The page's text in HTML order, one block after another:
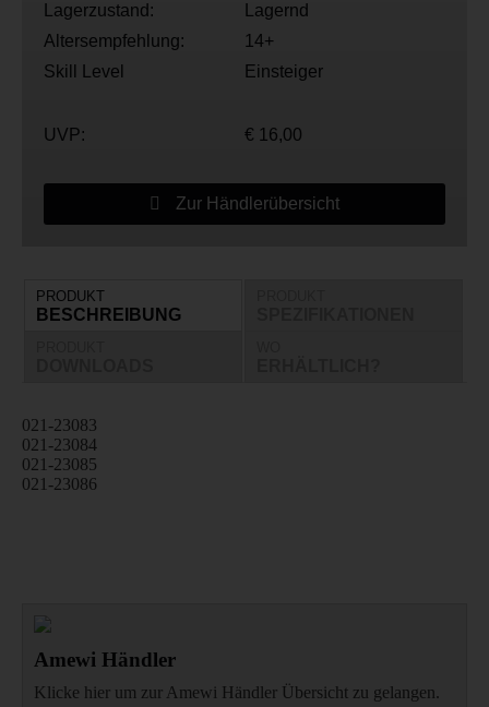
Lagerzustand:
Lagernd
Altersempfehlung:
14+
Skill Level
Einsteiger
UVP: € 16,00
Zur Händlerübersicht
PRODUKT
BESCHREIBUNG
021-23083
021-23084
021-23085
021-23086
Amewi Händler
Klicke hier um zur Amewi Händler Übersicht zu gelangen.